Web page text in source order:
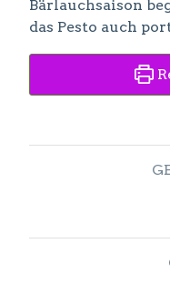
Bärlauchsaison
das Pesto auch